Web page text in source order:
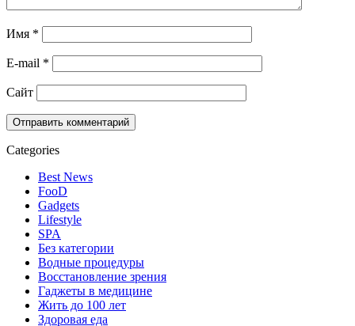
Имя *
E-mail *
Сайт
Categories
Best News
FooD
Gadgets
Lifestyle
SPA
Без категории
Водные процедуры
Восстановление зрения
Гаджеты в медицине
Жить до 100 лет
Здоровая еда